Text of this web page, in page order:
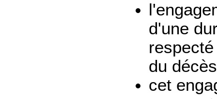
d'une
du
cet